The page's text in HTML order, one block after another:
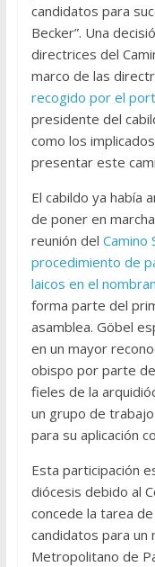
candidatos para
Becker”. Una
directrices del
marco de las
recogido por el
presidente del
como los
presentar este
El cabildo ya había
de poner en
reunión del Camino
procedimiento de
laicos en el
forma parte del
asamblea. Göbel
en un mayor
obispo por parte
fieles de la
un grupo de
para su aplicación
Esta participación
diócesis debido al
concede la tarea
candidatos para un
Metropolitano de